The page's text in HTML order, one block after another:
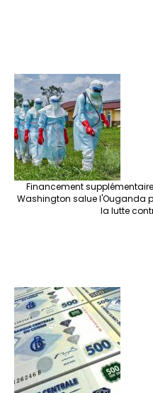
Financement
Washington salue l'Ouganda
la lutte